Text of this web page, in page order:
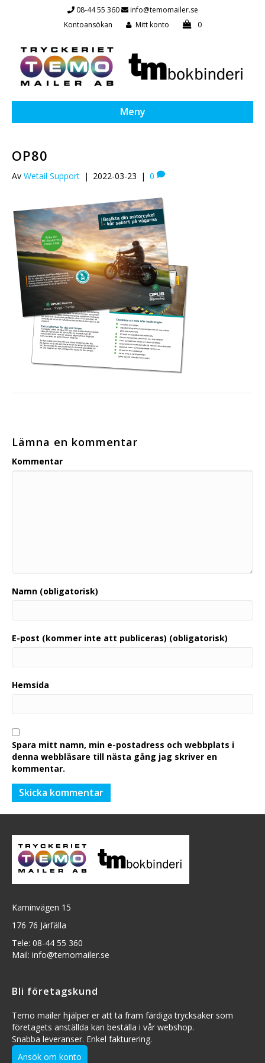
08-44 55 360
info@temomailer.se
Kontoansökan
Mitt konto 0
Meny
OP80
Av Wetail Support | 2022-03-23 | 0
Lämna en kommentar
Kommentar
Namn (obligatorisk)
E-post (kommer inte att publiceras) (obligatorisk)
Hemsida
Spara mitt namn, min e-postadress och webbplats i
denna webbläsare till nästa gång jag skriver en
kommentar.
Kaminvägen 15
176 76 Järfälla
Tele: 08-44 55 360
Mail: info@temomailer.se
Bli företagskund
Temo mailer hjälper er att ta fram färdiga trycksaker som
företagets anställda kan beställa i vår webshop.
Snabba leveranser. Enkel fakturering.
Ansök om konto